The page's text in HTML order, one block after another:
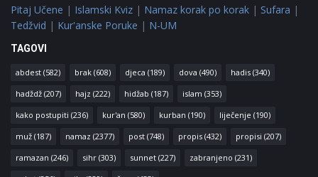
Pitaj Učene | Islamski Kviz | Namaz korak po korak | Sufara |
Tedžvid | Kur'anske Poruke | N-UM
TAGOVI
abdest (582) brak (608) djeca (189) dova (490) hadis (340)
hadždž (207) hajz (222) hidžab (187) islam (353)
kako postupiti (236) kur'an (580) kurban (190) liječenje (190)
muž (187) namaz (2377) post (748) propis (432) propisi (207)
ramazan (246) sihr (303) sunnet (227) zabranjeno (231)